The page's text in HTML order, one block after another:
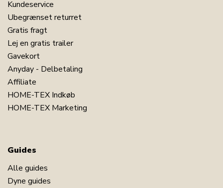
Kundeservice
Ubegrænset returret
Gratis fragt
Lej en gratis trailer
Gavekort
Anyday - Delbetaling
Affiliate
HOME-TEX Indkøb
HOME-TEX Marketing
Guides
Alle guides
Dyne guides